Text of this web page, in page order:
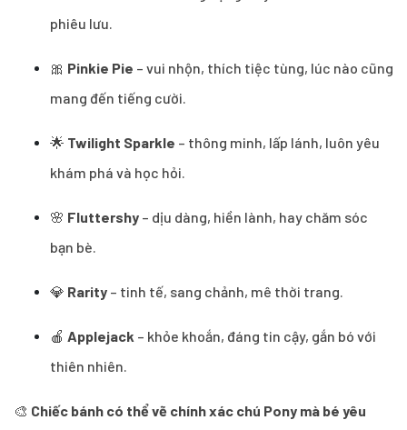
phiêu lưu.
🎀 Pinkie Pie – vui nhộn, thích tiệc tùng, lúc nào cũng
mang đến tiếng cười.
🌟 Twilight Sparkle – thông minh, lấp lánh, luôn yêu
khám phá và học hỏi.
🌸 Fluttershy – dịu dàng, hiền lành, hay chăm sóc
bạn bè.
💎 Rarity – tinh tế, sang chảnh, mê thời trang.
🍎 Applejack – khỏe khoắn, đáng tin cậy, gắn bó với
thiên nhiên.
🎨 Chiếc bánh có thể vẽ chính xác chú Pony mà bé yêu